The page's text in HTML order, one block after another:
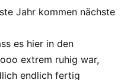
Jahr kommen nächste
es hier in den
extrem ruhig war,
endlich fertig